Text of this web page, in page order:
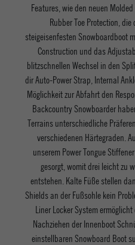
Features, wie den neuen
Rubber Toe Protection,
steigeisenfesten Snowboardboot
Construction und das
blitzschnellen Wechsel in den
dir Auto-Power Strap, Internal
Möglichkeit zur Abfahrt den
Backcountry Snowboarder
Terrains unterschiedliche
verschiedenen Härtegraden.
unserem Power Tongue
gesorgt, womit drei leicht zu
entstehen. Kalte Füße stellen
Shields an der Fußsohle kein
Liner Locker System
Nachziehen der Innenboot
einstellbaren Snowboard Boot